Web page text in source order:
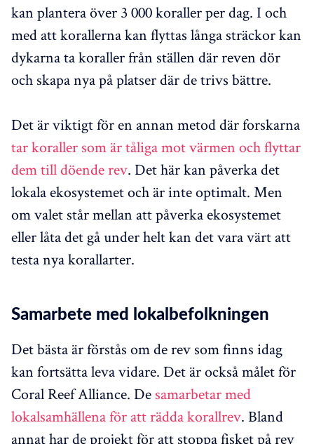
kan plantera över 3 000 koraller per dag. I och
med att korallerna kan flyttas långa sträckor kan
dykarna ta koraller från ställen där reven dör
och skapa nya på platser där de trivs bättre.
Det är viktigt för en annan metod där forskarna
tar koraller som är tåliga mot värmen och flyttar
dem till döende rev. Det här kan påverka det
lokala ekosystemet och är inte optimalt. Men
om valet står mellan att påverka ekosystemet
eller låta det gå under helt kan det vara värt att
testa nya korallarter.
Samarbete med lokalbefolkningen
Det bästa är förstås om de rev som finns idag
kan fortsätta leva vidare. Det är också målet för
Coral Reef Alliance. De samarbetar med
lokalsamhällena för att rädda korallrev. Bland
annat har de projekt för att stoppa fisket på rev